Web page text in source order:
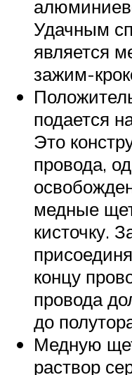
Удачным
является
зажим-
подается
Это
провода,
медные
кисточку.
концу
провода
до
Медную
раствор